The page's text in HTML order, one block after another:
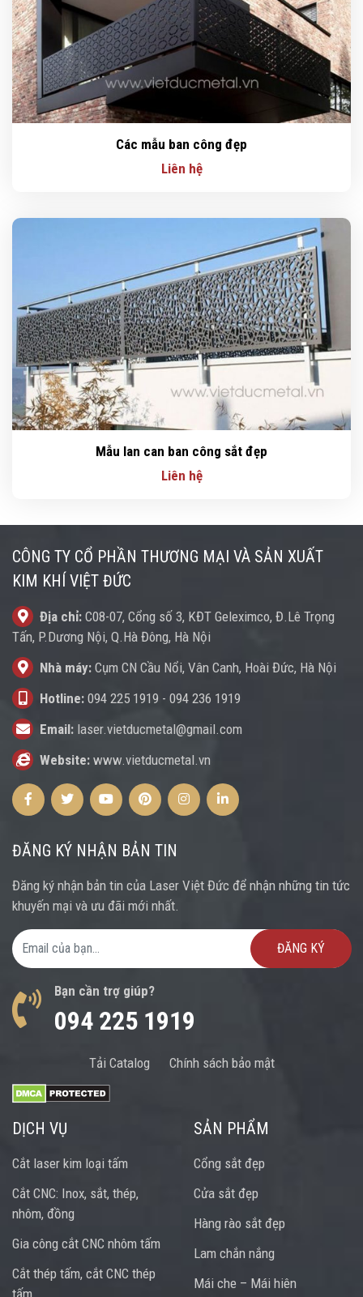
Các mẫu ban công đẹp
Liên hệ
Mẫu lan can ban công sắt đẹp
Liên hệ
CÔNG TY CỔ PHẦN THƯƠNG MẠI VÀ SẢN XUẤT
KIM KHÍ VIỆT ĐỨC
Địa chỉ: C08-07, Cổng số 3, KĐT Geleximco, Đ.Lê Trọng
Tấn, P.Dương Nội, Q.Hà Đông, Hà Nội
Nhà máy: Cụm CN Cầu Nổi, Vân Canh, Hoài Đức, Hà Nội
Hotline: 094 225 1919 - 094 236 1919
Email: laser.vietducmetal@gmail.com
Website: www.vietducmetal.vn
FacebookTwitterYoutubePinterestInstagramInstagram
ĐĂNG KÝ NHẬN BẢN TIN
Đăng ký nhận bản tin của Laser Việt Đức để nhận những tin tức
khuyến mại và ưu đãi mới nhất.
Email Address
Bạn cần trợ giúp?
094 225 1919
Tải Catalog Chính sách bảo mật
DỊCH VỤ
Cắt laser kim loại tấm
Cắt CNC: Inox, sắt, thép,
nhôm, đồng
Gia công cắt CNC nhôm tấm
Cắt thép tấm, cắt CNC thép
SẢN PHẨM
Cổng sắt đẹp
Cửa sắt đẹp
Hàng rào sắt đẹp
Lam chắn nắng
Mái che – Mái hiên